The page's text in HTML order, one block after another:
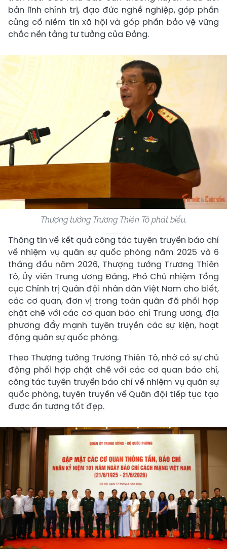
bản lĩnh chính trị, đạo đức nghề nghiệp, góp phần
củng cố niềm tin xã hội và góp phần bảo vệ vững
chắc nền tảng tư tưởng của Đảng.
Thượng tướng Trương Thiên Tô phát biểu.
Thông tin về kết quả công tác tuyên truyền báo chí
về nhiệm vụ quân sự quốc phòng năm 2025 và 6
tháng đầu năm 2026, Thượng tướng Trương Thiên
Tô, Ủy viên Trung ương Đảng, Phó Chủ nhiệm Tổng
cục Chính trị Quân đội nhân dân Việt Nam cho biết,
các cơ quan, đơn vị trong toàn quân đã phối hợp
chặt chẽ với các cơ quan báo chí Trung ương, địa
phương đẩy mạnh tuyên truyền các sự kiện, hoạt
động quân sự quốc phòng.
Theo Thượng tướng Trương Thiên Tô, nhờ có sự chủ
động phối hợp chặt chẽ với các cơ quan báo chí,
công tác tuyên truyền báo chí về nhiệm vụ quân sự
quốc phòng, tuyên truyền về Quân đội tiếp tục tạo
được ấn tượng tốt đẹp.